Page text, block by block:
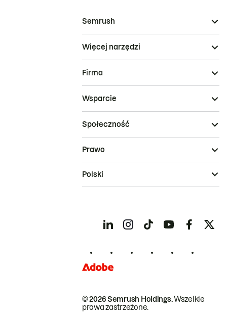
Semrush
Więcej narzędzi
Firma
Wsparcie
Społeczność
© 2026 Semrush Holdings.Wszelkie
prawa zastrzeżone.
Prawo
Polski